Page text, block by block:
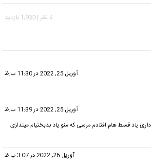
4 نظر | 1,930 بازدید
آوریل 25, 2022 در 11:30 ب.ظ
آوریل 25, 2022 در 11:39 ب.ظ
یاد قسط هام افتادم مرسی که منو یاد بدبختیام میندازی
آوریل 26, 2022 در 3:07 ب.ظ